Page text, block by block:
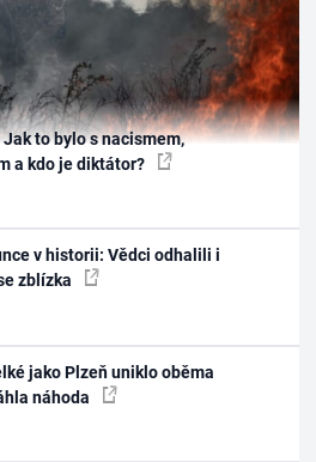
to bylo s nacismem,
a kdo je diktátor?
v historii: Vědci odhalili i
zblízka
jako Plzeň uniklo oběma
náhoda